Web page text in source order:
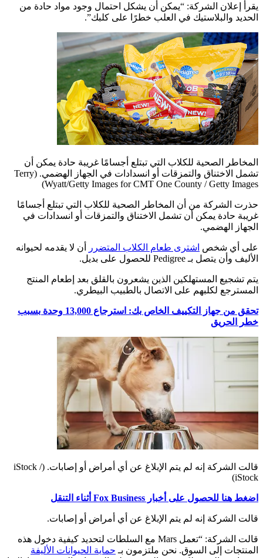
يقرأ إعلان الشركة: “يمكن أن يشكل احتمال وجود مواد حادة من
الحديد والبلاستيك في العلب خطرًا على كلبك”.
المخاطر الصحية للكلاب التي تبتلع أجسامًا غريبة حادة يمكن أن
تشمل الاختناق والتمزقات أو انسدادات في الجهاز الهضمي. (Terry
Wyatt/Getty Images for CMT One County / Getty Images)
حذرت الشركة من أن المخاطر الصحية للكلاب التي تبتلع أجسامًا
غريبة حادة يمكن أن تشمل الاختناق والتمزقات أو انسدادات في
الجهاز الهضمي.
على أي شخص اشترى طعام الكلاب المتضرر
أن لا يقدمه لحيوانه
الأليف وأن يتصل بـ Pedigree للحصول على بديل.
يتم تشجيع المستهلكين الذين يشعرون بالقلق بعد إطعام المنتج
المسترجع لكلبهم على الاتصال بالطبيب البيطري.
تحقق من جهاز التكييف الخاص بك: استرجاع 13,000 وحدة بسبب
خطر الحريق
قالت الشركة إنه لم يتم الإبلاغ عن أي أمراض أو إصابات. (iStock /
iStock)
اضغط هنا للحصول على أخبار Fox Business أثناء التنقل
قالت الشركة إنه لم يتم الإبلاغ عن أي أمراض أو إصابات.
قالت الشركة: “تعمل Mars مع السلطات لتحديد كيفية دخول هذه
المنتجات إلى السوق. نحن ملتزمون بـ حماية الحيوانات الأليفة